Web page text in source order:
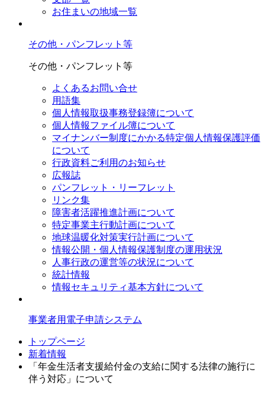
お住まいの地域一覧
その他・パンフレット等
その他・パンフレット等
よくあるお問い合せ
用語集
個人情報取扱事務登録簿について
個人情報ファイル簿について
マイナンバー制度にかかる特定個人情報保護評価
について
行政資料ご利用のお知らせ
広報誌
パンフレット・リーフレット
リンク集
障害者活躍推進計画について
特定事業主行動計画について
地球温暖化対策実行計画について
情報公開・個人情報保護制度の運用状況
人事行政の運営等の状況について
統計情報
情報セキュリティ基本方針について
事業者用電子申請システム
トップページ
新着情報
「年金生活者支援給付金の支給に関する法律の施行に
伴う対応」について